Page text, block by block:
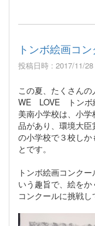
トンボ絵画コ
投稿日時 : 2017/11/28
この夏、たくさんの
WE LOVE トンボ
美南小学校は、小
品があり、環境大
の小学校で３校し
とです。
トンボ絵画コンク
いう趣旨で、絵を
コンクールに挑戦し